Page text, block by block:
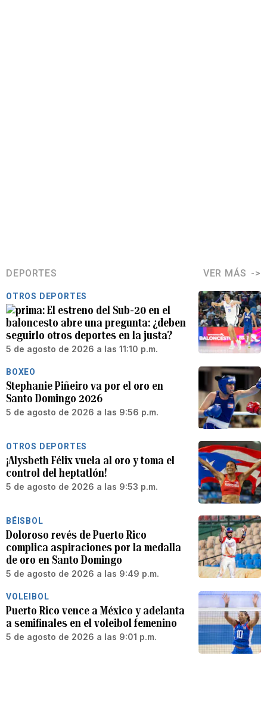
DEPORTES VER MÁS
OTROS DEPORTES
El estreno del Sub-20 en el
baloncesto abre una pregunta: ¿deben
seguirlo otros deportes en la justa?
5 de agosto de 2026 a las 11:10 p.m.
BOXEO
Stephanie Piñeiro va por el oro en
Santo Domingo 2026
5 de agosto de 2026 a las 9:56 p.m.
OTROS DEPORTES
¡Alysbeth Félix vuela al oro y toma el
control del heptatlón!
5 de agosto de 2026 a las 9:53 p.m.
BÉISBOL
Doloroso revés de Puerto Rico
complica aspiraciones por la medalla
de oro en Santo Domingo
5 de agosto de 2026 a las 9:49 p.m.
VOLEIBOL
Puerto Rico vence a México y adelanta
a semifinales en el voleibol femenino
5 de agosto de 2026 a las 9:01 p.m.